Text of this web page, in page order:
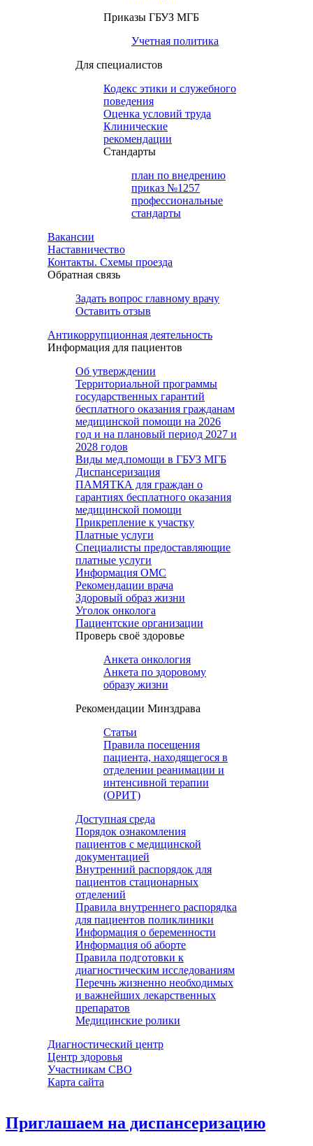
Приказы ГБУЗ МГБ
Учетная политика
Для специалистов
Кодекс этики и служебного
поведения
Оценка условий труда
Клинические
рекомендации
Cтандарты
план по внедрению
приказ №1257
профессиональные
стандарты
Вакансии
Наставничество
Контакты. Схемы проезда
Обратная связь
Задать вопрос главному врачу
Оставить отзыв
Антикоррупционная деятельность
Информация для пациентов
Об утверждении
Территориальной программы
государственных гарантий
бесплатного оказания гражданам
медицинской помощи на 2026
год и на плановый период 2027 и
2028 годов
Виды мед.помощи в ГБУЗ МГБ
Диспансеризация
ПАМЯТКА для граждан о
гарантиях бесплатного оказания
медицинской помощи
Прикрепление к участку
Платные услуги
Специалисты предоставляющие
платные услуги
Информация ОМС
Рекомендации врача
Здоровый образ жизни
Уголок онколога
Пациентские организации
Проверь своё здоровье
Анкета онкология
Анкета по здоровому
образу жизни
Рекомендации Минздрава
Статьи
Правила посещения
пациента, находящегося в
отделении реанимации и
интенсивной терапии
(ОРИТ)
Доступная среда
Порядок ознакомления
пациентов с медицинской
документацией
Внутренний распорядок для
пациентов стационарных
отделений
Правила внутреннего распорядка
для пациентов поликлиники
Информация о беременности
Информация об аборте
Правила подготовки к
диагностическим исследованиям
Перечнь жизненно необходимых
и важнейших лекарственных
препаратов
Медицинские ролики
Диагностический центр
Центр здоровья
Участникам СВО
Карта сайта
Приглашаем на диспансеризацию